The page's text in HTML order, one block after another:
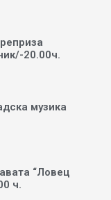
20.00ч.
музика
“Ловец
ч.